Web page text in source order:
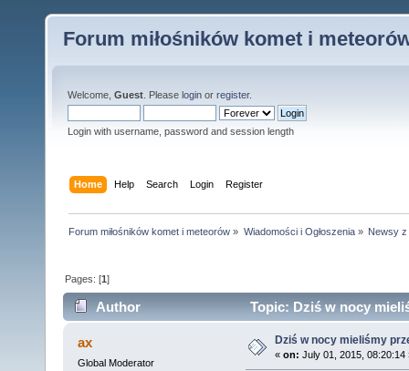
Forum miłośników komet i
Welcome, Guest . Please login or register.
Login with username, password and session length
Home Help Search Login Register
Forum miłośników komet i meteorów » Wiadomości i Ogłoszenia» Newsy z
Pages: [1]
Author Topic: Dziś w nocy
ax
Global Moderator
Dziś w nocy mieliśmy
« on: July 01, 2015, 08:20:14